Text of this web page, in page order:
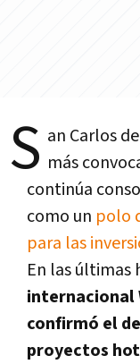
S an Carlos
más
continúa
como un polo
para las
En las últimas
internacional
confirmó el
proyectos